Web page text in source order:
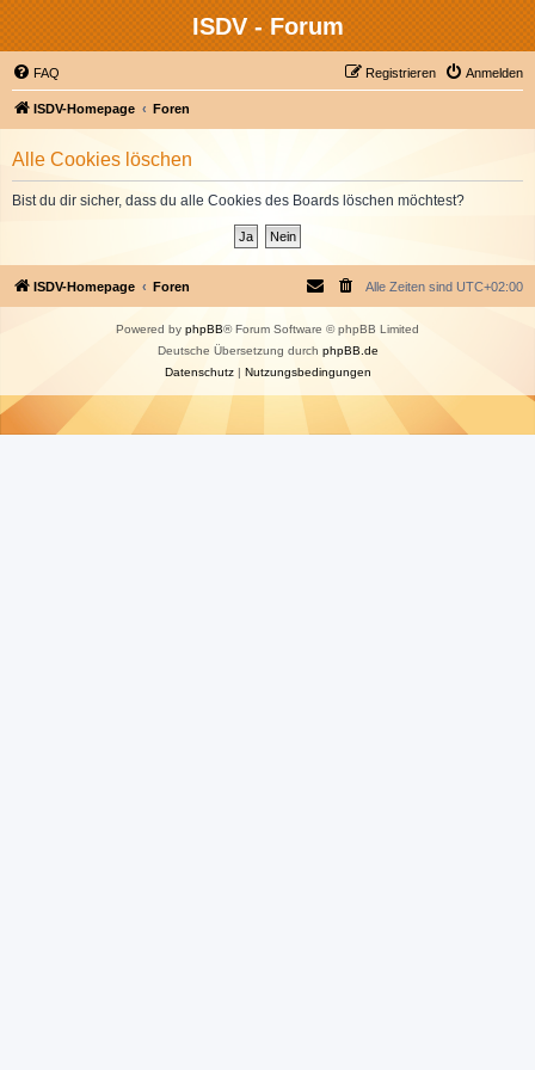
ISDV - Forum
FAQ Anmelden
Registrieren
ISDV-Homepage Foren
Alle Cookies löschen
Bist du dir sicher, dass du alle Cookies des Boards löschen möchtest?
ISDV-Homepage Foren Alle Zeiten sind UTC+02:00
Powered by phpBB® Forum Software © phpBB Limited
Deutsche Übersetzung durch phpBB.de
Datenschutz| Nutzungsbedingungen